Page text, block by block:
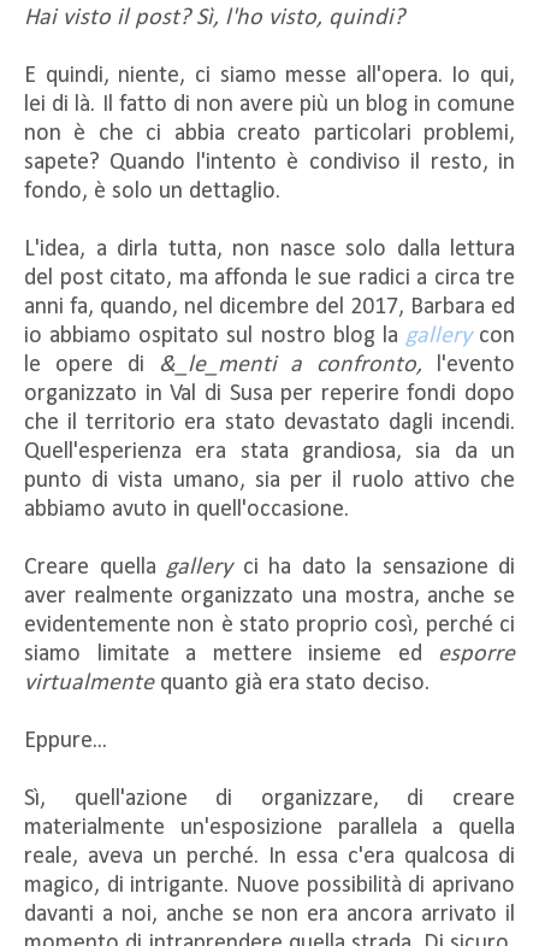
Hai visto il post? Sì, l'ho visto, quindi?
E quindi, niente, ci siamo messe all'opera. Io qui,
lei di là. Il fatto di non avere più un blog in comune
non è che ci abbia creato particolari problemi,
sapete? Quando l'intento è condiviso il resto, in
fondo, è solo un dettaglio.
L'idea, a dirla tutta, non nasce solo dalla lettura
del post citato, ma affonda le sue radici a circa tre
anni fa, quando, nel dicembre del 2017, Barbara ed
io abbiamo ospitato sul nostro blog la gallery con
le opere di &_le_menti a confronto,
l'evento
organizzato in Val di Susa per reperire fondi dopo
che il territorio era stato devastato dagli incendi.
Quell'esperienza era stata grandiosa, sia da un
punto di vista umano, sia per il ruolo attivo che
abbiamo avuto in quell'occasione.
Creare quella gallery ci ha dato la sensazione di
aver realmente organizzato una mostra, anche se
evidentemente non è stato proprio così, perché ci
siamo limitate a mettere insieme ed esporre
virtualmente quanto già era stato deciso.
Eppure...
Sì, quell'azione di organizzare, di creare
materialmente un'esposizione parallela a quella
reale, aveva un perché. In essa c'era qualcosa di
magico, di intrigante. Nuove possibilità di aprivano
davanti a noi, anche se non era ancora arrivato il